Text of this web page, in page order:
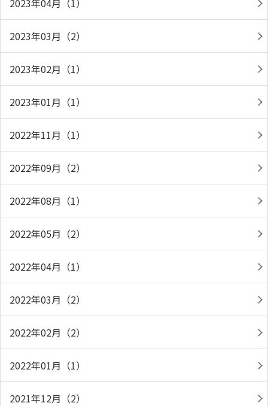
2023年04月（1）
2023年03月（2）
2023年02月（1）
2023年01月（1）
2022年11月（1）
2022年09月（2）
2022年08月（1）
2022年05月（2）
2022年04月（1）
2022年03月（2）
2022年02月（2）
2022年01月（1）
2021年12月（2）